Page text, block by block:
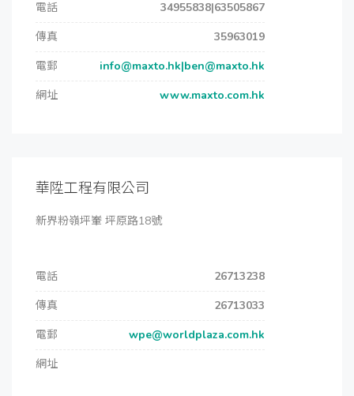
電話
34955838|63505867
傳真
35963019
電郵
info@maxto.hk|ben@maxto.hk
網址
www.maxto.com.hk
華陞工程有限公司
新界粉嶺坪輋 坪原路18號
電話
26713238
傳真
26713033
電郵
wpe@worldplaza.com.hk
網址